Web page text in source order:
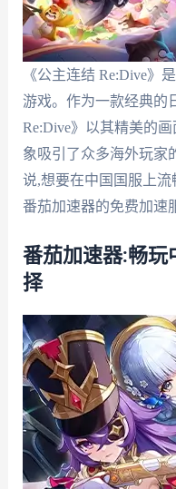
《公主连结 Re:Dive》
游戏。作为一款经典的
Re:Dive》以其精美的
象吸引了众多海外玩家
说,想要在中国国服上
番茄加速器的免费加速
番茄加速器:畅玩
择